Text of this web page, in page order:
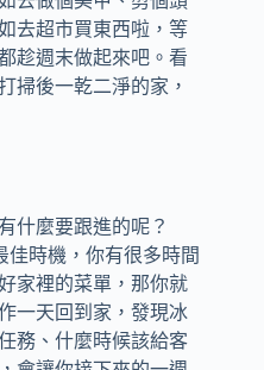
去超市買東西啦，等
趁週末做起來吧。看
掃後一乾二淨的家，
什麼要跟進的呢？
佳時機，你有很多時間
家裡的菜單，那你就
一天回到家，發現冰
務、什麼時候該給客